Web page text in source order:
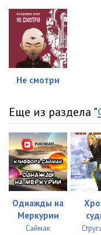
Не смотри
Еще из раздела "
Однажды на
Меркурии
Саймак